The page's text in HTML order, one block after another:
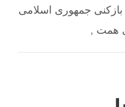
بازکنی جمهوری اسلامی
همت ,